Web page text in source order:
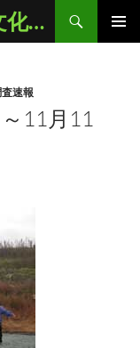
公益財団法人山形県埋蔵文化財センター
速報
11月11